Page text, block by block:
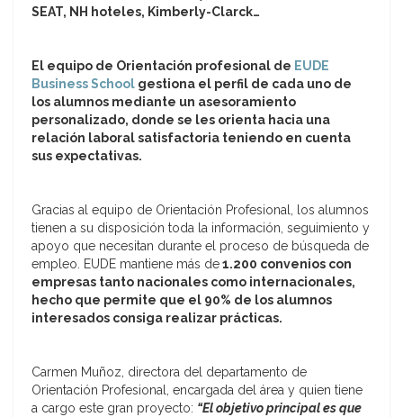
SEAT, NH hoteles, Kimberly-Clarck…
El equipo de Orientación profesional de EUDE
Business School gestiona el perfil de cada uno de
los alumnos mediante un asesoramiento
personalizado, donde se les orienta hacia una
relación laboral satisfactoria teniendo en cuenta
sus expectativas.
Gracias al equipo de Orientación Profesional, los alumnos
tienen a su disposición toda la información, seguimiento y
apoyo que necesitan durante el proceso de búsqueda de
empleo. EUDE mantiene más de1.200 convenios con
empresas tanto nacionales como internacionales,
hecho que permite que el 90% de los alumnos
interesados consiga realizar prácticas.
Carmen Muñoz, directora del departamento de
Orientación Profesional, encargada del área y quien tiene
a cargo este gran proyecto: “El objetivo principal es que